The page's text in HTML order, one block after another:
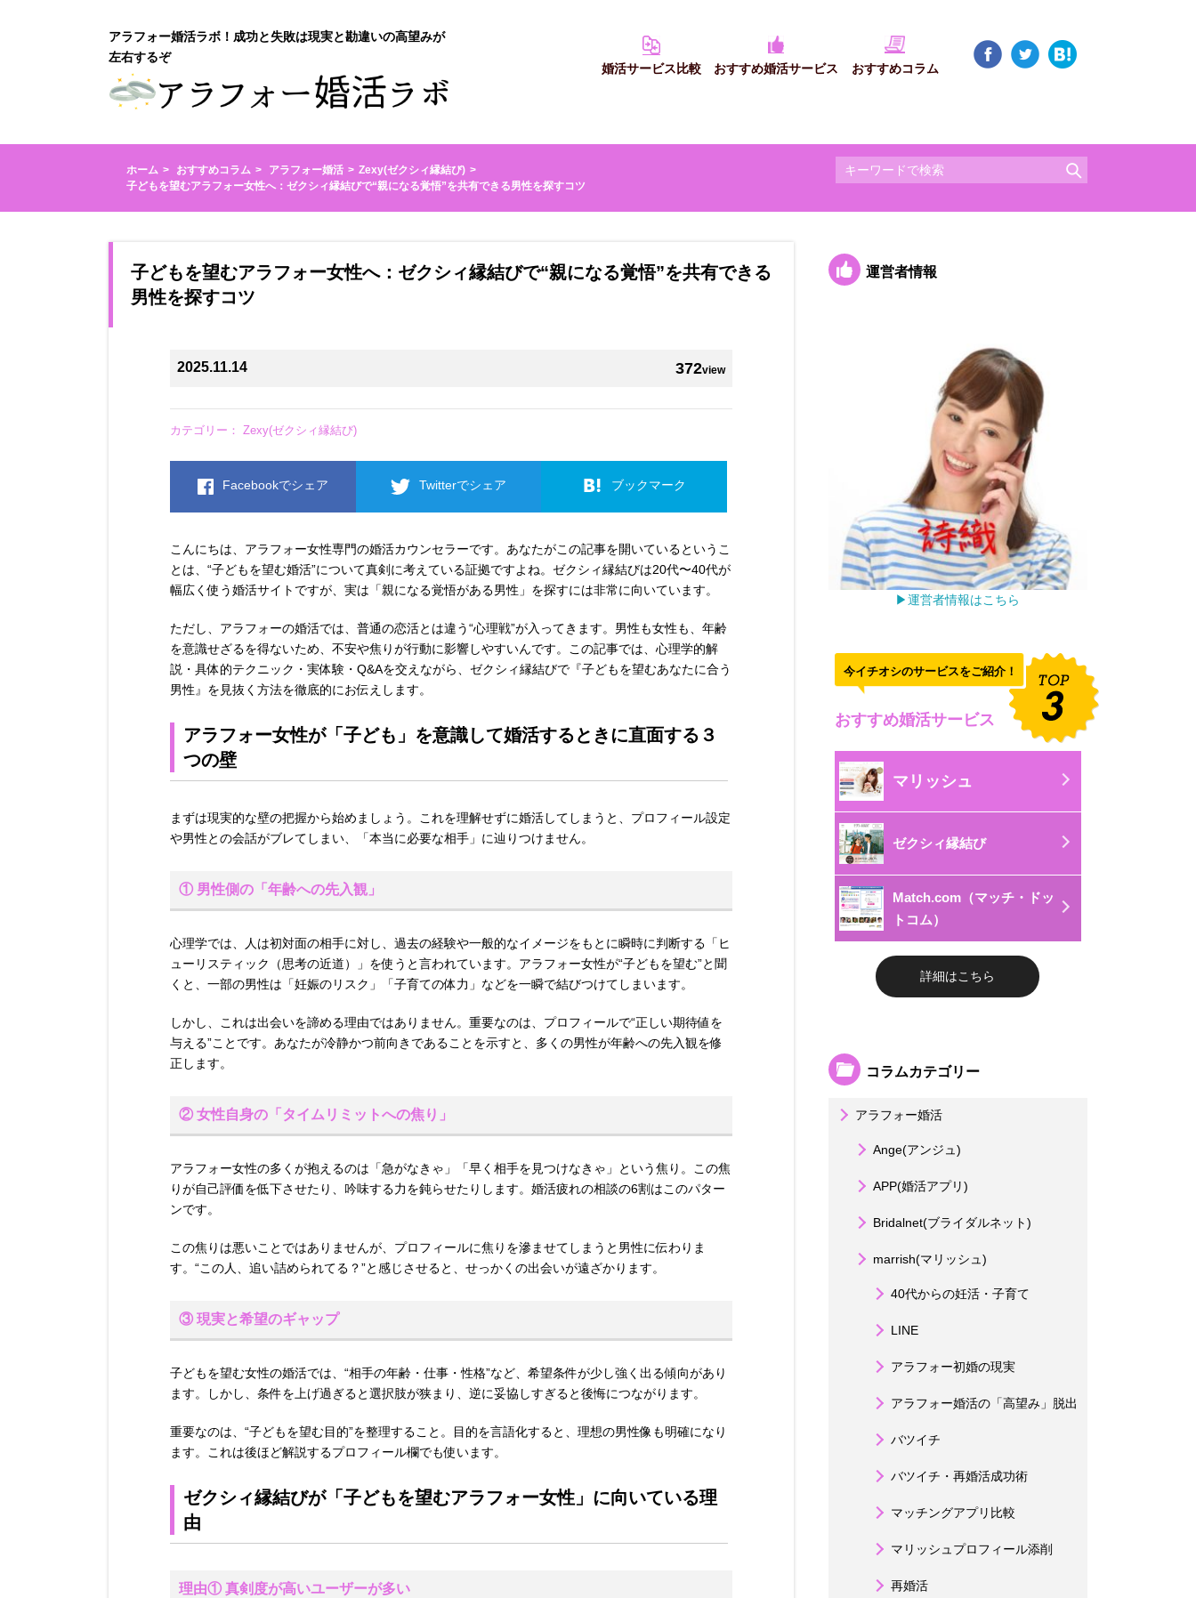
アラフォー婚活ラボ！成功と失敗は現実と勘違いの高望みが
左右するぞ
婚活サービス比較
おすすめ婚活サービス おすすめコラム
ホーム おすすめコラム アラフォー婚活
Zexy(ゼクシィ縁結び)
子どもを望むアラフォー女性へ：ゼクシィ縁結びで“親になる覚悟”を共有できる男性を探すコツ
子どもを望むアラフォー女性へ：ゼクシィ縁結びで“親になる覚悟”を共有できる
男性を探すコツ
372view
2025.11.14
カテゴリー： Zexy(ゼクシィ縁結び)
Facebookでシェア Twitterでシェア ブックマーク
こんにちは、アラフォー女性専門の婚活カウンセラーです。あなたがこの記事を開いているというこ
とは、“子どもを望む婚活”について真剣に考えている証拠ですよね。ゼクシィ縁結びは20代〜40代が
幅広く使う婚活サイトですが、実は「親になる覚悟がある男性」を探すには非常に向いています。
ただし、アラフォーの婚活では、普通の恋活とは違う“心理戦”が入ってきます。男性も女性も、年齢
を意識せざるを得ないため、不安や焦りが行動に影響しやすいんです。この記事では、心理学的解
説・具体的テクニック・実体験・Q&Aを交えながら、ゼクシィ縁結びで『子どもを望むあなたに合う
男性』を見抜く方法を徹底的にお伝えします。
アラフォー女性が「子ども」を意識して婚活するときに直面する３
つの壁
まずは現実的な壁の把握から始めましょう。これを理解せずに婚活してしまうと、プロフィール設定
や男性との会話がブレてしまい、「本当に必要な相手」に辿りつけません。
① 男性側の「年齢への先入観」
心理学では、人は初対面の相手に対し、過去の経験や一般的なイメージをもとに瞬時に判断する「ヒ
ューリスティック（思考の近道）」を使うと言われています。アラフォー女性が“子どもを望む”と聞
くと、一部の男性は「妊娠のリスク」「子育ての体力」などを一瞬で結びつけてしまいます。
しかし、これは出会いを諦める理由ではありません。重要なのは、プロフィールで“正しい期待値を
与える”ことです。あなたが冷静かつ前向きであることを示すと、多くの男性が年齢への先入観を修
正します。
② 女性自身の「タイムリミットへの焦り」
アラフォー女性の多くが抱えるのは「急がなきゃ」「早く相手を見つけなきゃ」という焦り。この焦
りが自己評価を低下させたり、吟味する力を鈍らせたりします。婚活疲れの相談の6割はこのパター
ンです。
この焦りは悪いことではありませんが、プロフィールに焦りを滲ませてしまうと男性に伝わりま
す。“この人、追い詰められてる？”と感じさせると、せっかくの出会いが遠ざかります。
③ 現実と希望のギャップ
子どもを望む女性の婚活では、“相手の年齢・仕事・性格”など、希望条件が少し強く出る傾向があり
ます。しかし、条件を上げ過ぎると選択肢が狭まり、逆に妥協しすぎると後悔につながります。
重要なのは、“子どもを望む目的”を整理すること。目的を言語化すると、理想の男性像も明確になり
ます。これは後ほど解説するプロフィール欄でも使います。
ゼクシィ縁結びが「子どもを望むアラフォー女性」に向いている理
由
理由① 真剣度が高いユーザーが多い
運営者情報
▶運営者情報はこちら
今イチオシのサービスをご紹介！
おすすめ婚活サービス
マリッシュ
ゼクシィ縁結び
Match.com（マッチ・ドッ
トコム）
詳細はこちら
コラムカテゴリー
アラフォー婚活
Ange(アンジュ)
APP(婚活アプリ)
Bridalnet(ブライダルネット)
marrish(マリッシュ)
40代からの妊活・子育て
LINE
アラフォー初婚の現実
アラフォー婚活の「高望み」脱出
バツイチ
バツイチ・再婚活成功術
マッチングアプリ比較
マリッシュプロフィール添削
再婚活